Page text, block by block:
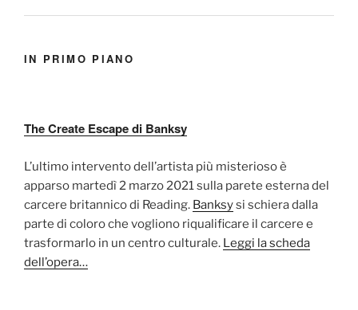
IN PRIMO PIANO
The Create Escape di Banksy
L’ultimo intervento dell’artista più misterioso è
apparso martedì 2 marzo 2021 sulla parete esterna del
carcere britannico di Reading. Banksysi schiera dalla
parte di coloro che vogliono riqualificare il carcere e
trasformarlo in un centro culturale. Leggi la scheda
dell’opera…